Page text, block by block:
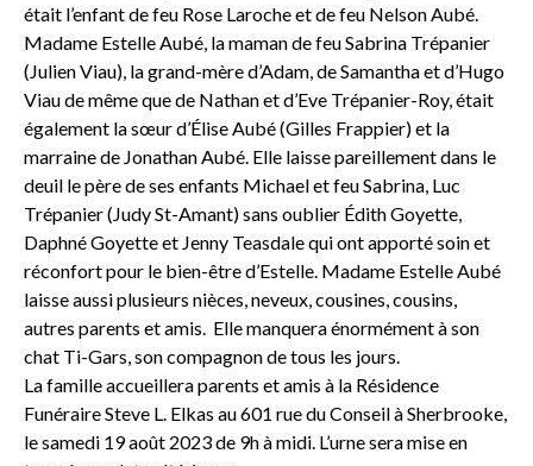
était l’enfant de feu Rose Laroche et de feu Nelson Aubé.
Madame Estelle Aubé, la maman de feu Sabrina Trépanier
(Julien Viau), la grand-mère d’Adam, de Samantha et d’Hugo
Viau de même que de Nathan et d’Eve Trépanier-Roy, était
également la sœur d’Élise Aubé (Gilles Frappier) et la
marraine de Jonathan Aubé. Elle laisse pareillement dans le
deuil le père de ses enfants Michael et feu Sabrina, Luc
Trépanier (Judy St-Amant) sans oublier Édith Goyette,
Daphné Goyette et Jenny Teasdale qui ont apporté soin et
réconfort pour le bien-être d’Estelle. Madame Estelle Aubé
laisse aussi plusieurs nièces, neveux, cousines, cousins,
autres parents et amis. Elle manquera énormément à son
chat Ti-Gars, son compagnon de tous les jours.
La famille accueillera parents et amis à la Résidence
Funéraire Steve L. Elkas au 601 rue du Conseil à Sherbrooke,
le samedi 19 août 2023 de 9h à midi. L’urne sera mise en